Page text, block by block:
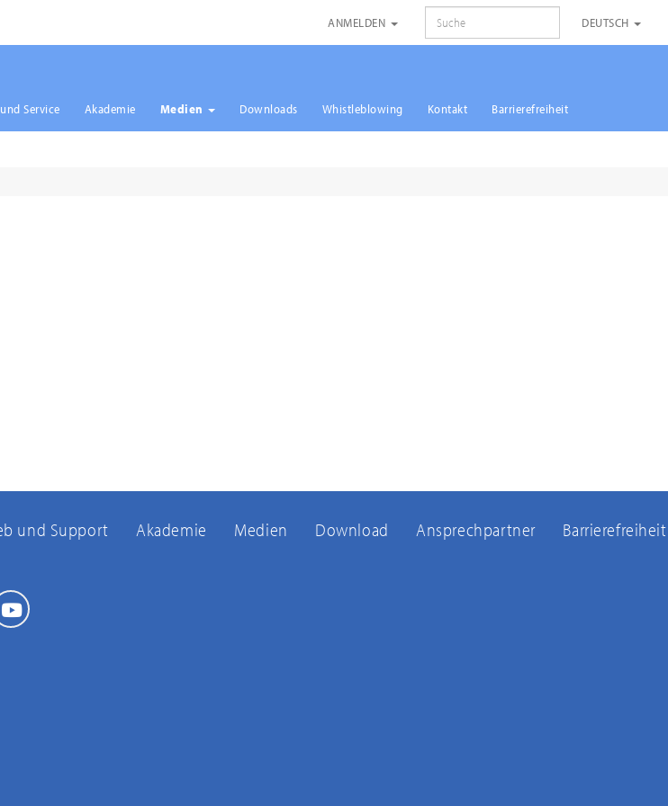
ANMELDEN DEUTSCH
Service Akademie Medien Downloads Whistleblowing Kontakt Barrierefreiheit
und Support Akademie Medien Download Ansprechpartner Barrierefreiheit